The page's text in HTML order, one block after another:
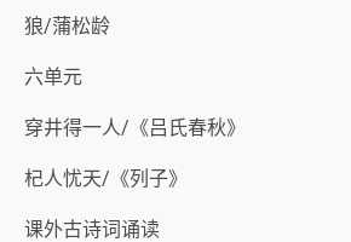
狼/蒲松龄
六单元
穿井得一人/《吕氏春秋》
杞人忧天/《列子》
课外古诗词诵读